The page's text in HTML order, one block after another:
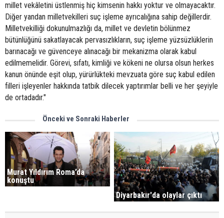
millet vekâletini üstlenmiş hiç kimsenin hakkı yoktur ve olmayacaktır.
Diğer yandan milletvekilleri suç işleme ayrıcalığına sahip değillerdir.
Milletvekilliği dokunulmazlığı da, millet ve devletin bölünmez
bütünlüğünü sakatlayacak pervasızlıkların, suç işleme yüzsüzlüklerin
barınacağı ve güvenceye alınacağı bir mekanizma olarak kabul
edilmemelidir. Görevi, sıfatı, kimliği ve kökeni ne olursa olsun herkes
kanun önünde eşit olup, yürürlükteki mevzuata göre suç kabul edilen
filleri işleyenler hakkında tatbik dilecek yaptırımlar belli ve her şeyiyle
de ortadadır."
Önceki ve Sonraki Haberler
Murat Yıldırım Roma’da
konuştu
Diyarbakır'da olaylar çıktı